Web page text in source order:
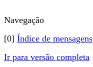
Navegação
[0] Índice de mensagens
Ir para versão completa